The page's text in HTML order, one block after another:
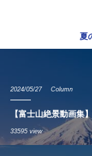
夏
2024/05/27 Column
【富士山絶景動画集
33595 view